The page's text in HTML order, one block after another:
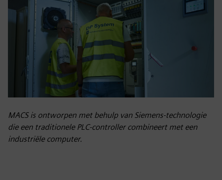
MACS is ontworpen met behulp van Siemens-technologie
die een traditionele PLC-controller combineert met een
industriële computer.